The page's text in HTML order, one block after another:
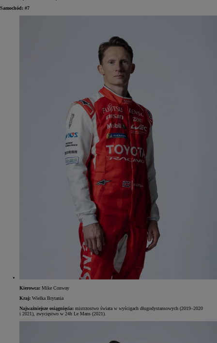
Samochód: #7
Kierowca: Mike Conway
Kraj: Wielka Brytania
Najważniejsze osiągnięcia: mistrzostwo świata w wyścigach długodystansowych (2019–2020
i 2021), zwycięstwo w 24h Le Mans (2021).